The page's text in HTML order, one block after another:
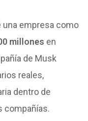
una empresa como
millones en
de Musk
reales,
dentro de
compañías.